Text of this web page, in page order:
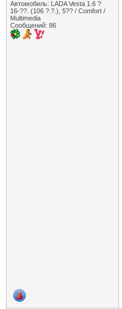
Автомобиль: LADA Vesta 1.6 ?
16-??. (106 ?.?.), 5?? / Comfort /
Multimedia
Сообщений: 86